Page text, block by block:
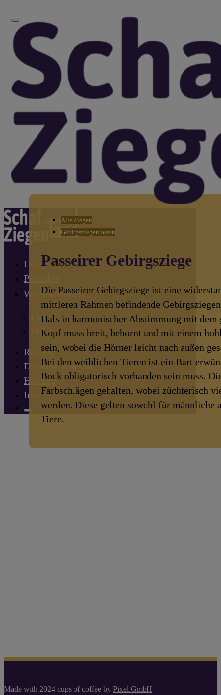
Home
Produkte
Wissenswertes
Fleisch
Milch
Rezepte
Direktvermarkter
Haltung
Info
Alle Ziegen
Gebirgsziegenrassen
Passeirer Gebirgsziege
Die Passeirer Gebirgsziege ist eine
mittleren Rahmen befindende
Hals in harmonischer Abstimmung mit dem
Kopf muss breit, behornt und mit einem
sein, wobei die Hörner leicht nach außen
Bei den weiblichen Tieren ist ein Bart
Bock obligatorisch vorhanden sein muss.
Farbschlägen gehalten, wobei züchterisch
werden. Diese gelten sowohl für männliche
Tiere.
Made with 2024 cups of coffee by Pixel.GmbH